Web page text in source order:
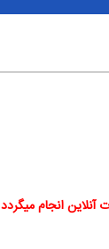
انجام میگردد